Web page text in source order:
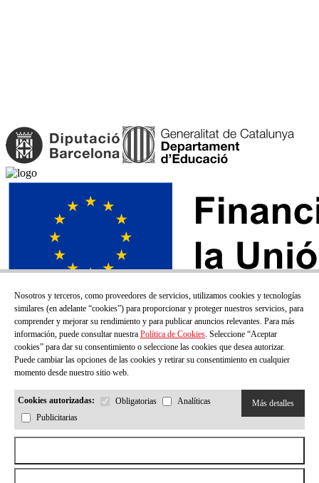
¡SUSCRÍBETE A NUESTRO BOLETÍN!
Correo electrónico
Nosotros y terceros, como proveedores de servicios, utilizamos cookies y tecnologías
similares (en adelante “cookies”) para proporcionar y proteger nuestros servicios, para
comprender y mejorar su rendimiento y para publicar anuncios relevantes. Para más
información, puede consultar nuestra Política de Cookies. Seleccione “Aceptar
cookies” para dar su consentimiento o seleccione las cookies que desea autorizar.
Puede cambiar las opciones de las cookies y retirar su consentimiento en cualquier
momento desde nuestro sitio web.
Cookies autorizadas: Obligatorias
Analíticas
Publicitarias
Más detalles